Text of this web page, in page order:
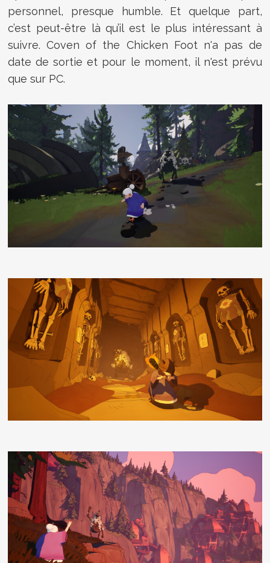
personnel, presque humble. Et quelque part,
c’est peut-être là qu’il est le plus intéressant à
suivre. Coven of the Chicken Foot n'a pas de
date de sortie et pour le moment, il n'est prévu
que sur PC.